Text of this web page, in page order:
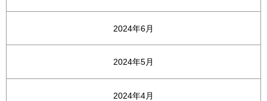
2024年6月
2024年5月
2024年4月